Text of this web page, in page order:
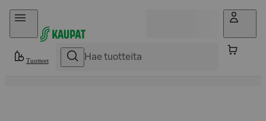
Hyppää sisältöön
Tuotteet